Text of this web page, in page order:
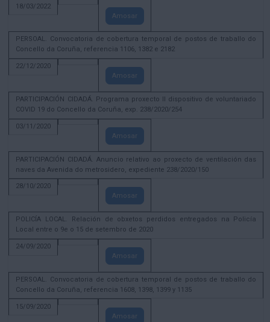
18/03/2022
Amosar
PERSOAL. Convocatoria de cobertura temporal de postos de traballo do
Concello da Coruña, referencia 1106, 1382 e 2182
22/12/2020
Amosar
PARTICIPACIÓN CIDADÁ. Programa proxecto II dispositivo de voluntariado
COVID 19 do Concello da Coruña, exp. 238/2020/254
03/11/2020
Amosar
PARTICIPACIÓN CIDADÁ. Anuncio relativo ao proxecto de ventilación das
naves da Avenida do metrosidero, expediente 238/2020/150
28/10/2020
Amosar
POLICÍA LOCAL. Relación de obxetos perdidos entregados na Policía
Local entre o 9e o 15 de setembro de 2020
24/09/2020
Amosar
PERSOAL. Convocatoria de cobertura temporal de postos de traballo do
Concello da Coruña, referencia 1608, 1398, 1399 y 1135
15/09/2020
Amosar